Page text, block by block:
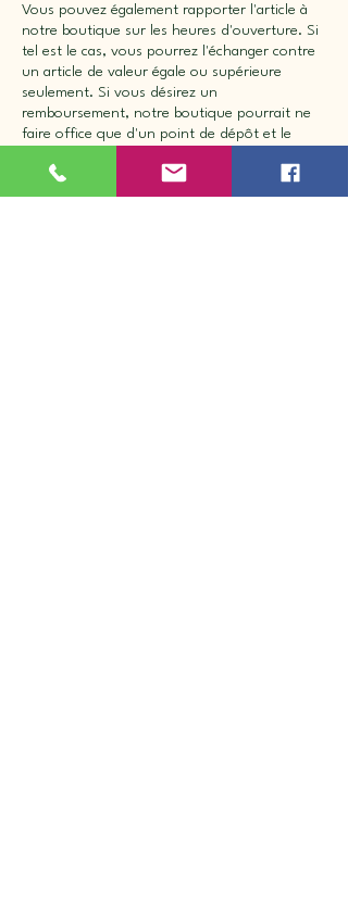
Vous pouvez également rapporter l'article à
notre boutique sur les heures d'ouverture. Si
tel est le cas, vous pourrez l'échanger contre
un article de valeur égale ou supérieure
seulement. Si vous désirez un
remboursement, notre boutique pourrait ne
faire office que d'un point de dépôt et le
ultérieurement.